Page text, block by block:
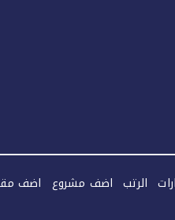
الرتب اضف مشروع اضف